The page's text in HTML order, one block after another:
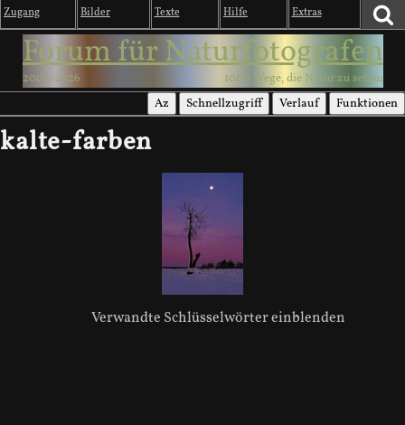
Zugang Bilder Texte Hilfe Extras
Forum für Naturfotografen
2003-2026 1000 Wege, die Natur zu sehen
Az Schnellzugriff Verlauf Funktionen
kalte-farben
Verwandte Schlüsselwörter einblenden